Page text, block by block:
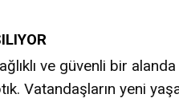
ve güvenli bir
Vatandaşların yeni